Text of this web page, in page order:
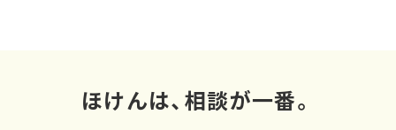
ほけんは、相談が一番。